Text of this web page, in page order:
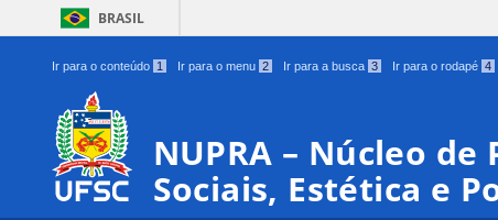
BRASIL
Ir para o conteúdo 1 Ir para o menu 2 Ir para a busca 3 Ir para o rodapé 4
NUPRA – Núcleo
Sociais, Estética e